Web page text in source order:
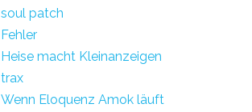
soul patch
Fehler
Heise macht Kleinanzeigen
trax
Wenn Eloquenz Amok läuft